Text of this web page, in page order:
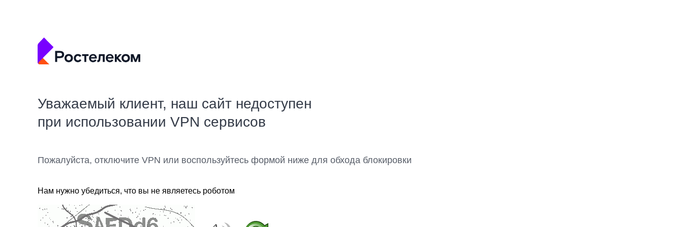
Уважаемый клиент, наш сайт недоступен
при использовании VPN сервисов
Пожалуйста, отключите VPN или воспользуйтесь формой ниже для обхода блокировки
Нам нужно убедиться, что вы не являетесь роботом